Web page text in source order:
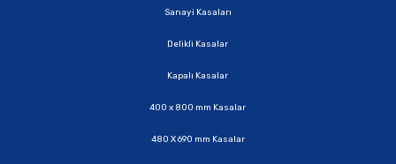
Sanayi Kasaları
Delikli Kasalar
Kapalı Kasalar
400 x 800 mm Kasalar
480 X 690 mm Kasalar